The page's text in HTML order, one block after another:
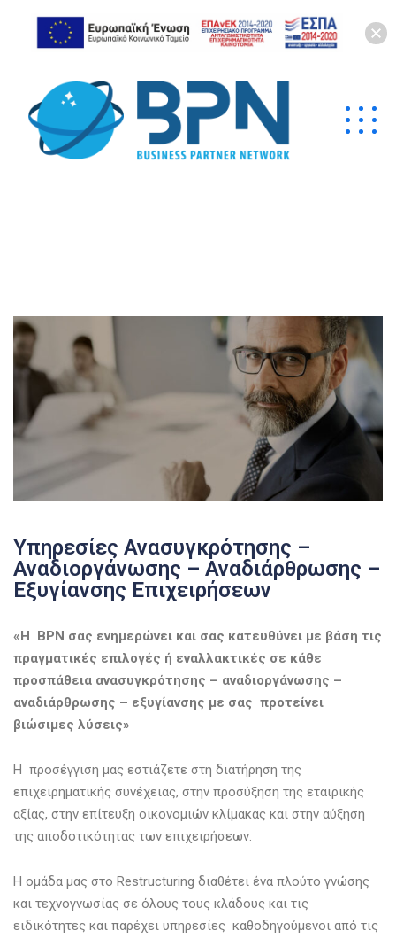
Υπηρεσίες Ανασυγκρότησης –
Αναδιοργάνωσης – Αναδιάρθρωσης –
Εξυγίανσης Επιχειρήσεων
«Η BPN σας ενημερώνει και σας κατευθύνει με βάση τις
πραγματικές επιλογές ή εναλλακτικές σε κάθε
προσπάθεια ανασυγκρότησης – αναδιοργάνωσης –
αναδιάρθρωσης – εξυγίανσης με σας προτείνει
βιώσιμες λύσεις»
Η προσέγγιση μας εστιάζετε στη διατήρηση της
επιχειρηματικής συνέχειας, στην προσύξηση της εταιρικής
αξίας, στην επίτευξη οικονομιών κλίμακας και στην αύξηση
της αποδοτικότητας των επιχειρήσεων.
Η ομάδα μας στο Restructuring διαθέτει ένα πλούτο γνώσης
και τεχνογνωσίας σε όλους τους κλάδους και τις
ειδικότητες και παρέχει υπηρεσίες καθοδηγούμενοι από τις